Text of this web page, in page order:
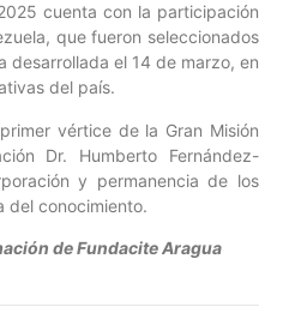
cuenta con la participación
que fueron seleccionados
desarrollada el 14 de marzo, en
del país.
vértice de la Gran Misión
Dr. Humberto Fernández-
y permanencia de los
del conocimiento.
de Fundacite Aragua